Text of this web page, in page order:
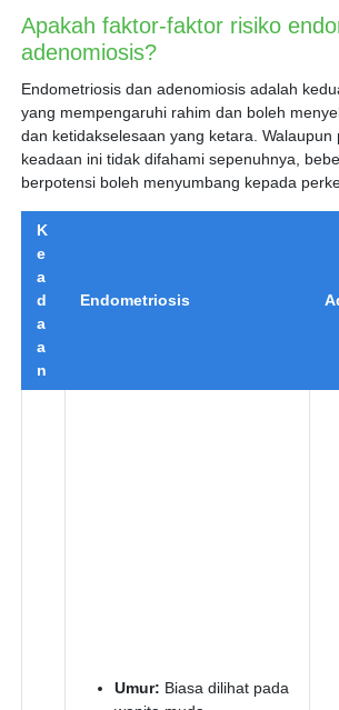
Apakah faktor-faktor risiko
adenomiosis?
Endometriosis dan adenomiosis adalah
yang mempengaruhi rahim dan boleh
dan ketidakselesaan yang ketara. Walaupun
keadaan ini tidak difahami sepenuhnya,
berpotensi boleh menyumbang kepada
K
e
a
d
a
a
n
Endometriosis
Umur: Biasa dilihat pada